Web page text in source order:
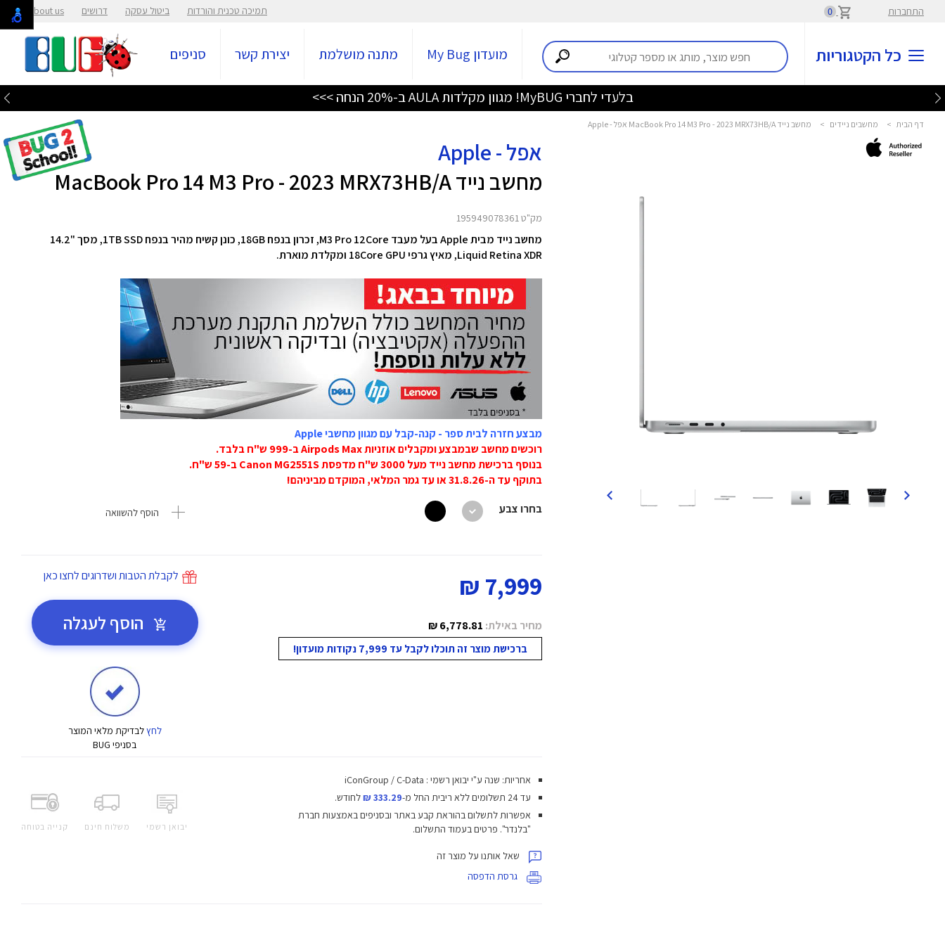
התחברות 0 תמיכה טכנית והורדות ביטול עסקה דרושים About us
כל הקטגוריות מועדון My Bug מתנה מושלמת יצירת קשר סניפים
בלעדי לחברי MyBUG! מגוון מקלדות AULA ב-20% הנחה >>>
דף הבית > מחשבים ניידים > מחשב נייד MacBook Pro 14 M3 Pro - 2023 MRX73HB/A אפל - Apple
אפל - Apple
מחשב נייד MacBook Pro 14 M3 Pro - 2023 MRX73HB/A
מק"ט 195949078361
מחשב נייד מבית Apple בעל מעבד M3 Pro 12Core, זכרון בנפח 18GB, כונן קשיח מהיר בנפח 1TB SSD, מסך "14.2
Liquid Retina XDR, מאיץ גרפי 18Core GPU ומקלדת מוארת.
מבצע חזרה לבית ספר - קנה-קבל עם מגוון מחשבי Apple
רוכשים מחשב שבמבצע ומקבלים אוזניות Airpods Max ב-999 ש"ח בלבד.
בנוסף ברכישת מחשב נייד מעל 3000 ש"ח מדפסת Canon MG2551S ב-59 ש"ח.
בתוקף עד ה-31.8.26 או עד גמר המלאי, המוקדם מביניהם!
בחרו צבע
הוסף להשוואה
7,999 ₪
מחיר באילת: 6,778.81 ₪
ברכישת מוצר זה תוכלו לקבל עד 7,999 נקודות מועדון!
לקבלת הטבות ושדרוגים לחצו כאן
הוסף לעגלה
לחץלבדיקת מלאי המוצר
בסניפי BUG
יבואן רשמי משלוח חינם קנייה בטוחה
אחריות: שנה ע"י יבואן רשמי : iConGroup / C-Data
עד 24 תשלומים ללא ריבית
החל מ-333.29 ₪
לחודש.
אפשרות לתשלום בהוראת קבע באתר ובסניפים באמצעות חברת
"בלנדר". פרטים בעמוד התשלום.
שאל אותנו על מוצר זה
גרסת הדפסה